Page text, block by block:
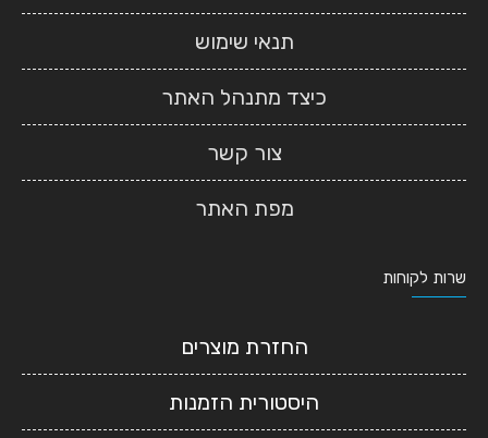
תנאי שימוש
כיצד מתנהל האתר
צור קשר
מפת האתר
שרות לקוחות
החזרת מוצרים
היסטורית הזמנות